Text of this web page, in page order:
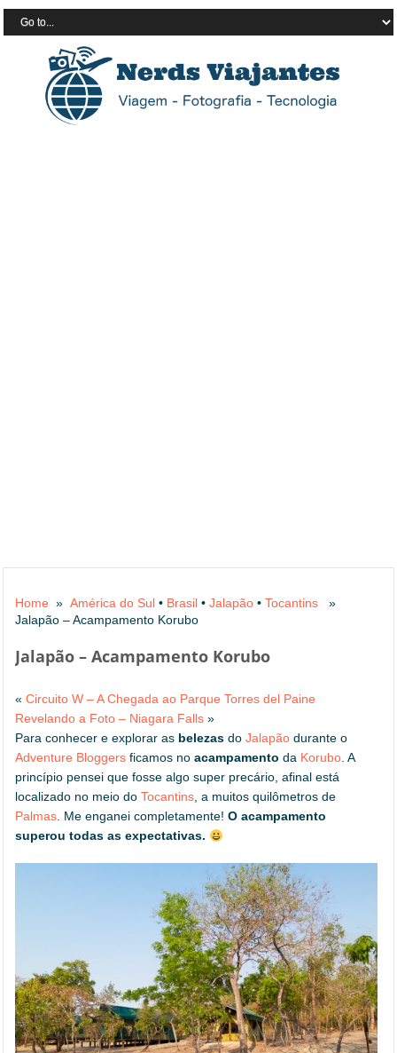
Home »América do Sul • Brasil •Jalapão •Tocantins »
Jalapão – Acampamento Korubo
Jalapão – Acampamento Korubo
«Circuito W – A Chegada ao Parque Torres del Paine
Revelando a Foto – Niagara Falls »
Para conhecer e explorar as belezas doJalapão durante o
Adventure Bloggers ficamos noacampamento da Korubo. A
princípio pensei que fosse algo super precário, afinal está
localizado no meio doTocantins, a muitos quilômetros de
Palmas. Me enganei completamente!O acampamento
superou todas as expectativas.